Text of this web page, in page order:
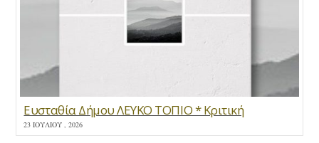
Ευσταθία Δήμου ΛΕΥΚΟ ΤΟΠΙΟ * Κριτική
23 ΙΟΥΛΊΟΥ , 2026